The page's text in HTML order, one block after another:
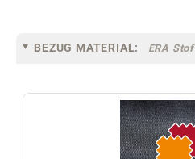
BEZUG MATERIAL: ERA